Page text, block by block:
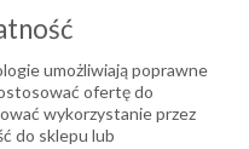
umożliwiają poprawne
ofertę do
wykorzystanie przez
do sklepu lub